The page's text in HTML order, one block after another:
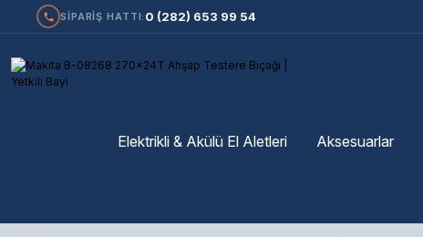
SİPARİŞ HATTI: 0 (282) 653 99 54
Elektrikli & Akülü El Aletleri Aksesuarlar